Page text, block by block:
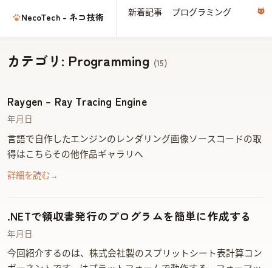
NecoTech - ネコ技術 新着記事 プログラミング 電子
カテゴリ: Programming (15)
Raygen – Ray Tracing Engine
2017年6月10日
C++言語で自作した Ray Tracing エンジンのレンダリング画像 ソースコードの取
得はこちら https://github.com/jingwood/raygen-renderer その他 作品ギャラリへ
詳細を読む →
.NETで領収書発行のプログラムを簡単に作成する
2015年10月10日
今回紹介するのは、UNVELL株式会社製の.NETスプリットシート表計算コン